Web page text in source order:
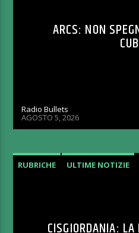
ARCS: NON
Radio Bullets
AGOSTO 5, 2026
RUBRICHE ULTIME NOTIZIE
CISGIORDANIA: